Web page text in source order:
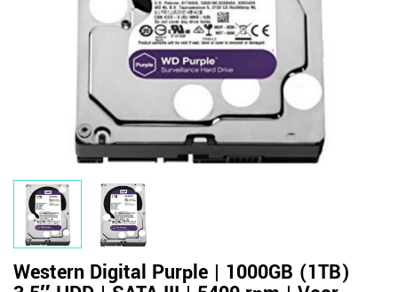
Western Digital Purple | 1000GB (1TB)